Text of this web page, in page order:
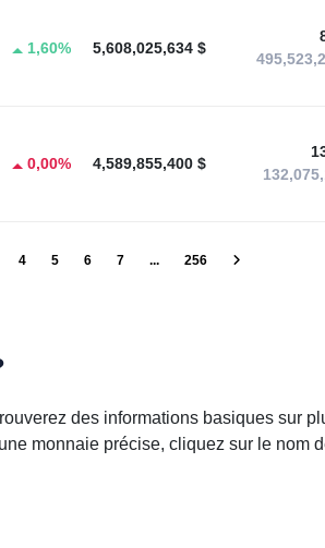
1,60% 5,608,025,634 $
0,00% 4,589,855,400 $
4 5 6 7 ... 256
des informations basiques sur
monnaie précise, cliquez sur le nom